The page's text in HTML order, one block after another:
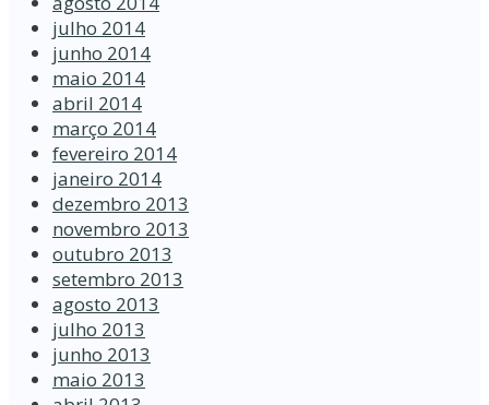
julho 2014
junho 2014
maio 2014
abril 2014
março 2014
fevereiro 2014
janeiro 2014
dezembro 2013
novembro 2013
outubro 2013
setembro 2013
agosto 2013
julho 2013
junho 2013
maio 2013